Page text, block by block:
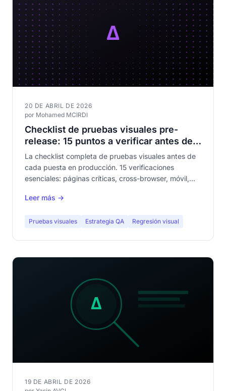
20 DE ABRIL DE 2026
por Mohamed MCIRDI
Checklist de pruebas visuales pre-
release: 15 puntos a verificar antes de
cada despliegue
La checklist completa de pruebas visuales antes de
cada puesta en producción. 15 verificaciones
esenciales: páginas críticas, cross-browser, móvil,
compra. El artículo que tu equipo QA va a guardar en
Leer más →
Pruebas visuales Estrategia QA Regresión visual
19 DE ABRIL DE 2026